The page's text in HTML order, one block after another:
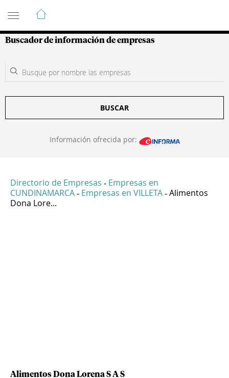
Guía de Empresas Colombianas
Buscador de información de empresas
BUSCAR
Información ofrecida por:
Directorio de Empresas - Empresas en
CUNDINAMARCA - Empresas en VILLETA - Alimentos
Dona Lore...
Alimentos Dona Lorena S A S